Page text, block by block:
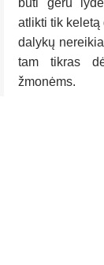
būti geru
atlikti tik keletą
dalykų
tam tikras
žmonėms.